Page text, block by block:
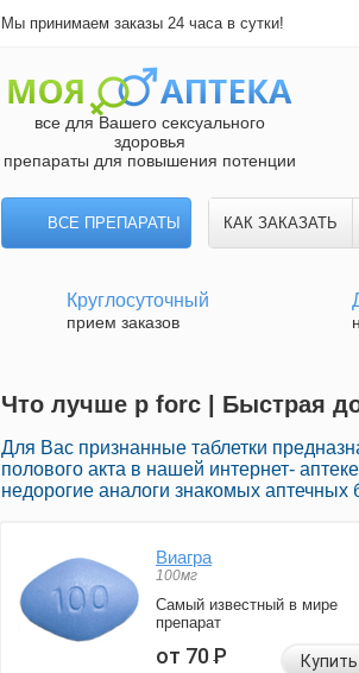
Мы принимаем заказы 24 часа в сутки!
все для Вашего сексуального
здоровья
препараты для повышения потенции
ВСЕ ПРЕПАРАТЫ КАК ЗАКАЗАТЬ
Круглосуточный
прием заказов
Что лучше p forc | Быстрая
Для Вас признанные таблетки
полового акта в нашей интернет-
недорогие аналоги знакомых
Виагра
100мг
Самый известный в мире
препарат
от 70Р Купить